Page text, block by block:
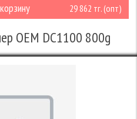
29 862 тг. (опт)
OEM DC1100 800g